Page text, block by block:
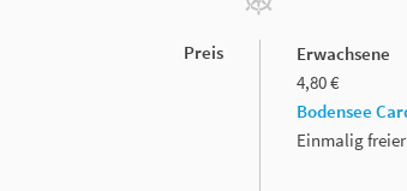
Preis
Erwachsene
4,80 €
Bodensee
Einmalig